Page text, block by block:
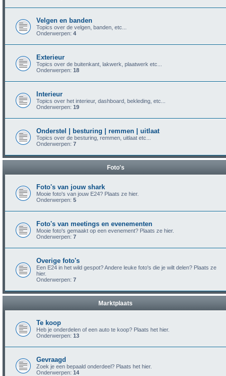
Velgen en banden
Topics over de velgen, banden, etc...
Onderwerpen: 4
Exterieur
Topics over de buitenkant, lakwerk, plaatwerk etc...
Onderwerpen: 18
Interieur
Topics over het interieur, dashboard, bekleding, etc...
Onderwerpen: 19
Onderstel | besturing | remmen | uitlaat
Topics over de besturing, remmen, uitlaat etc...
Onderwerpen: 7
Foto's
Foto's van jouw shark
Mooie foto's van jouw E24? Plaats ze hier.
Onderwerpen: 5
Foto's van meetings en evenementen
Mooie foto's gemaakt op een evenement? Plaats ze hier.
Onderwerpen: 7
Overige foto's
Een E24 in het wild gespot? Andere leuke foto's die je wilt delen? Plaats ze
hier.
Onderwerpen: 7
Marktplaats
Te koop
Heb je onderdelen of een auto te koop? Plaats het hier.
Onderwerpen: 13
Gevraagd
Zoek je een bepaald onderdeel? Plaats het hier.
Onderwerpen: 14